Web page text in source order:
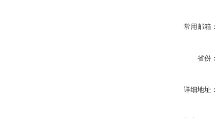
常用邮箱：
省份：
详细地址：